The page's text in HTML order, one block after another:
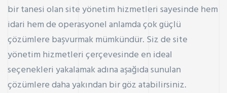
bir tanesi olan site yönetim hizmetleri sayesinde hem
idari hem de operasyonel anlamda çok güçlü
çözümlere başvurmak mümkündür. Siz de site
yönetim hizmetleri çerçevesinde en ideal
seçenekleri yakalamak adına aşağıda sunulan
çözümlere daha yakından birgöz atabilirsiniz.